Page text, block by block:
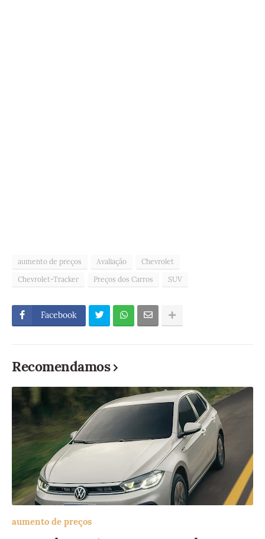
aumento de preços Avaliação
Chevrolet
Chevrolet-Tracker
Preços dos Carros SUV
Facebook
Recomendamos
aumento de preços